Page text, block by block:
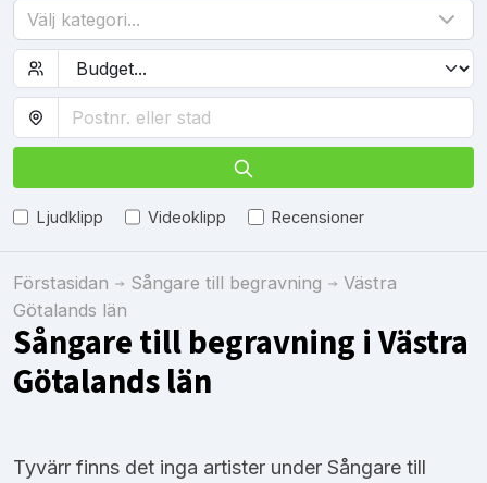
Välj kategori...
Ljudklipp Videoklipp Recensioner
Förstasidan Sångare till begravning
Västra
Götalands län
Sångare till begravning i Västra
Götalands län
Tyvärr finns det inga artister under Sångare till